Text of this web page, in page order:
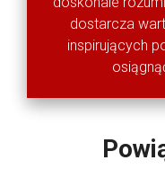
dostarcza
inspirujących